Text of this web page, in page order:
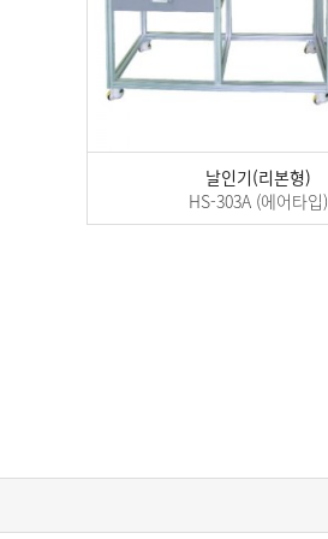
날인기(리본형)
HS-303A (에어타입)